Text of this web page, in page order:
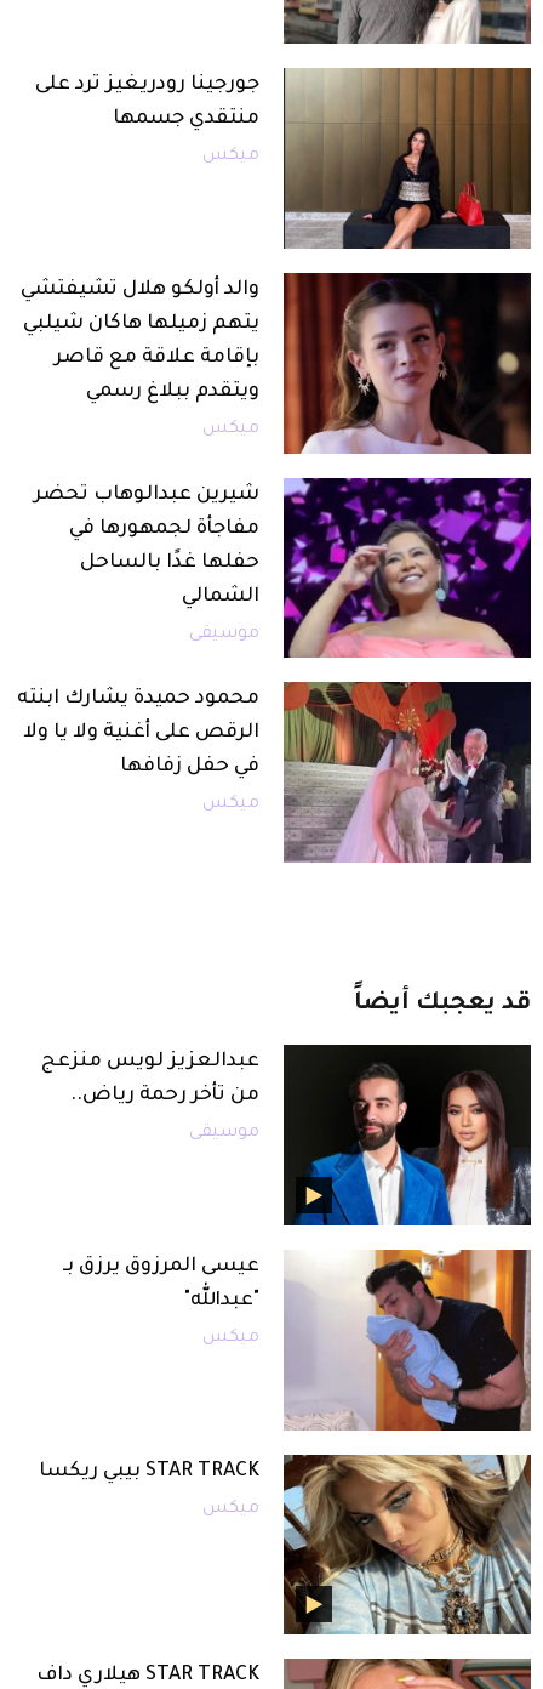
جورجينا رودريغيز ترد على
منتقدي جسمها
ميكس
والد أولكو هلال تشيفتشي
يتهم زميلها هاكان شيلبي
بإقامة علاقة مع قاصر
ويتقدم ببلاغ رسمي
ميكس
شيرين عبدالوهاب تحضر
مفاجأة لجمهورها في
حفلها غدًا بالساحل
الشمالي
موسيقى
محمود حميدة يشارك ابنته
الرقص على أغنية ولا يا ولا
في حفل زفافها
ميكس
قد يعجبك أيضاً
عبدالعزيز لويس منزعج
من تأخر رحمة رياض..
موسيقى
عيسى المرزوق يرزق بـ
"عبدالله"
ميكس
STAR TRACK بيبي ريكسا
ميكس
STAR TRACK هيلاري داف